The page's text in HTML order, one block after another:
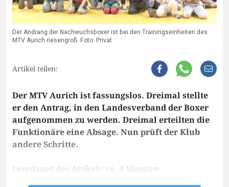
Der Andrang der Nachwuchsboxer ist bei den Trainingseinheiten des
MTV Aurich riesengroß. Foto: Privat
Artikel teilen:
Der MTV Aurich ist fassungslos. Dreimal stellte
er den Antrag, in den Landesverband der Boxer
aufgenommen zu werden. Dreimal erteilten die
Funktionäre eine Absage. Nun prüft der Klub
andere Schritte.
Lesedauer des Artikels: ca. 4 Minuten